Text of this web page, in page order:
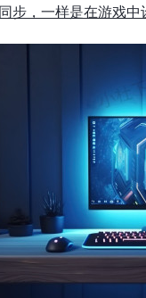
步，一样是在游戏